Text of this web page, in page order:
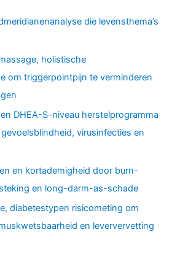
die levensthema’s
holistische
om triggerpointpijn te verminderen
DHEA-S-niveau herstelprogramma
virusinfecties en
en kortademigheid door burn-
en long-darm-as-schade
diabetestypen risicometing om
en leververvetting